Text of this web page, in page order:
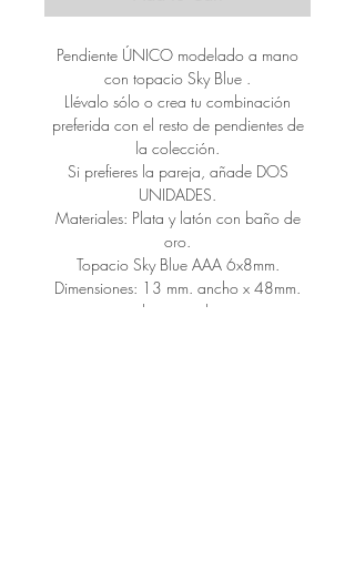
Pendiente ÚNICO modelado a mano
con topacio Sky Blue .
Llévalo sólo o crea tu combinación
preferida con el resto de pendientes de
la colección.
Si prefieres la pareja, añade DOS
UNIDADES.
Materiales: Plata y latón con baño de
oro.
Topacio Sky Blue AAA 6x8mm.
Dimensiones: 13 mm. ancho x 48mm.
largo total.